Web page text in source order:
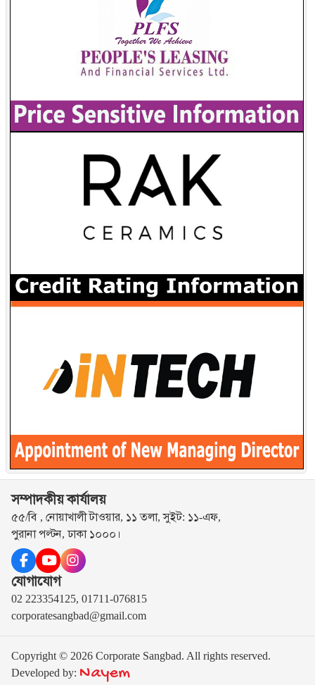
সম্পাদকীয় কার্যালয়
৫৫/বি , নোয়াখালী টাওয়ার, ১১ তলা, সুইট: ১১-এফ,
পুরানা পল্টন, ঢাকা ১০০০।
যোগাযোগ
02 223354125, 01711-076815
corporatesangbad@gmail.com
Copyright © 2026 Corporate Sangbad. All rights reserved.
Developed by: Nayem